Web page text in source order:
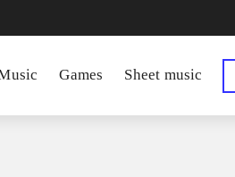
Games Sheet music